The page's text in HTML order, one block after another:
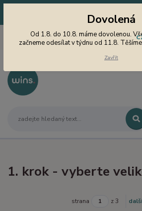
začneme odesílat v týdnu od 11.8.
605 747 185
Jsme tu pro Vás od 9 do 15
hodin
1. krok - vyberte
strana z 3
Dovolená
Od 1.8. do 10.8. máme dovolenou.
začneme odesílat v týdnu od 11.8.
Zavřít